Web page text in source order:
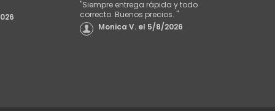
"Siempre entrega rápida y todo
correcto. Buenos precios. "
Monica V. el 5/8/2026